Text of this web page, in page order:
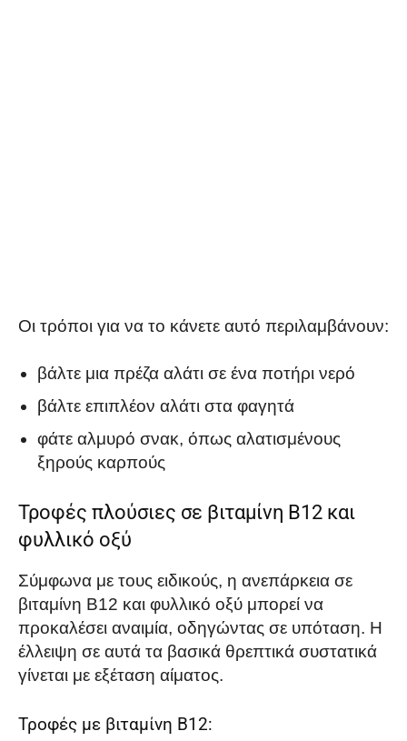
Οι τρόποι για να το κάνετε αυτό περιλαμβάνουν:
βάλτε μια πρέζα αλάτι σε ένα ποτήρι νερό
βάλτε επιπλέον αλάτι στα φαγητά
φάτε αλμυρό σνακ, όπως αλατισμένους
ξηρούς καρπούς
Τροφές πλούσιες σε βιταμίνη Β12 και
φυλλικό οξύ
Σύμφωνα με τους ειδικούς, η ανεπάρκεια σε
βιταμίνη Β12 και φυλλικό οξύ μπορεί να
προκαλέσει αναιμία, οδηγώντας σε υπόταση. Η
έλλειψη σε αυτά τα βασικά θρεπτικά συστατικά
γίνεται με εξέταση αίματος.
Τροφές με βιταμίνη Β12: